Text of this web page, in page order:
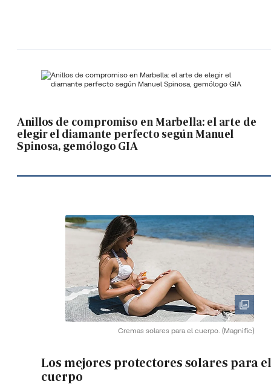
Anillos de compromiso en Marbella: el arte de
elegir el diamante perfecto según Manuel
Spinosa, gemólogo GIA
Cremas solares para el cuerpo. (Magnific)
Los mejores protectores solares para
cuerpo